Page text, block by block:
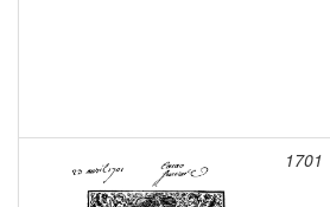
1701